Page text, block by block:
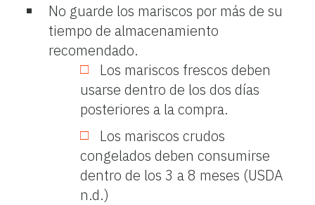
No guarde los mariscos por más de su
tiempo de almacenamiento
recomendado.
Los mariscos frescos deben
usarse dentro de los dos días
posteriores a la compra.
Los mariscos crudos
congelados deben consumirse
dentro de los 3 a 8 meses (USDA
n.d.)